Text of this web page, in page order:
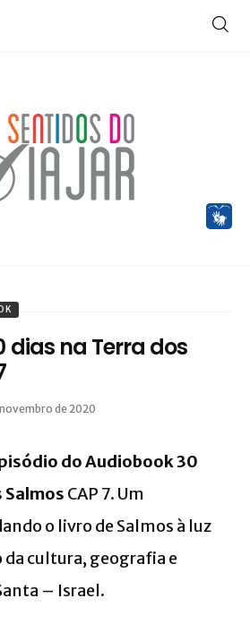
dias na Terra dos
de 2020
do Audiobook 30
Salmos CAP 7. Um
o livro de Salmos à luz
cultura, geografia e
– Israel.